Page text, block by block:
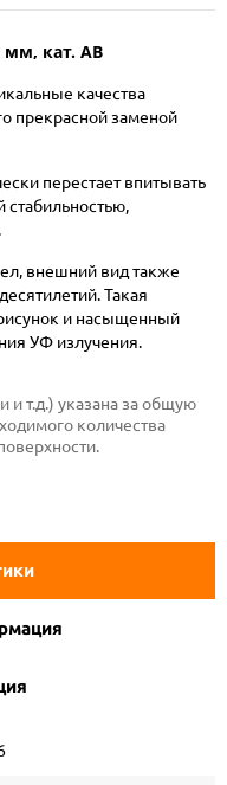
мм, кат. АВ
качества
прекрасной заменой
перестает впитывать
стабильностью,
внешний вид также
Такая
и насыщенный
УФ излучения.
и т.д.) указана за общую
количества